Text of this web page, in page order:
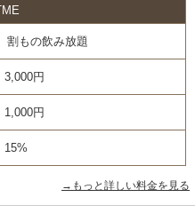
割もの飲み放題
3,000円
1,000円
15%
→もっと詳しい料金を見る